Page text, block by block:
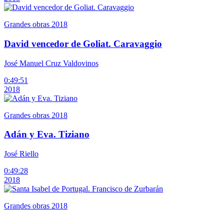
Grandes obras 2018
David vencedor de Goliat. Caravaggio
José Manuel Cruz Valdovinos
0:49:51
2018
Grandes obras 2018
Adán y Eva. Tiziano
José Riello
0:49:28
2018
Grandes obras 2018